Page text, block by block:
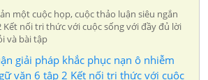
một cuộc họp, cuộc thảo luận siêu ngắn
Kết nối tri thức với cuộc sống với đầy đủ lời
và bài tập
giải pháp khắc phục nạn ô nhiễm
văn 6 tập 2 Kết nối tri thức với cuộc